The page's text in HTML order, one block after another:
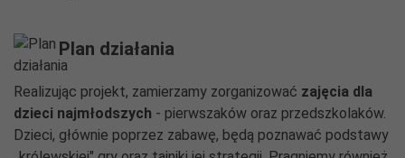
Plan działania
Realizując projekt, zamierzamy zorganizować zajęcia dla
dzieci najmłodszych - pierwszaków oraz przedszkolaków.
Dzieci, głównie poprzez zabawę, będą poznawać podstawy